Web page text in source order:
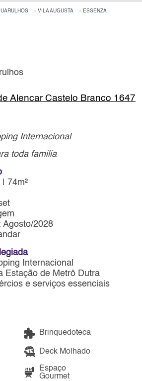
VILA AUGUSTA ESSENZA
Alencar Castelo Branco 1647
Internacional
toda familia
| 74m²
Agosto/2028
Internacional
Estação de Metrô Dutra
e serviços essenciais
Brinquedoteca
Deck Molhado
Espaço
Gourmet